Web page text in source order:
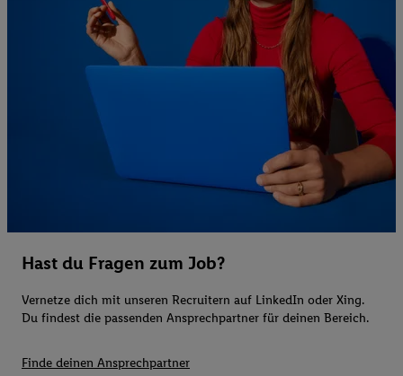
Hast du Fragen zum Job?
Vernetze dich mit unseren Recruitern auf LinkedIn oder Xing.
Du findest die passenden Ansprechpartner für deinen Bereich.
Finde deinen Ansprechpartner